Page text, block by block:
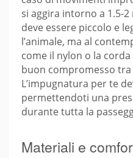
si aggira intorno a 1.5-
deve essere piccolo e
l’animale, ma al
come il nylon o la
buon compromesso tra
L’impugnatura per te
permettendoti una
durante tutta la
Materiali e